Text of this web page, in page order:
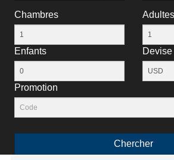
Chambres Adultes
Enfants Devise
Рromotion
Chercher